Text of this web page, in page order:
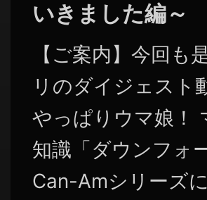
いきました編～
【ご案内】今回
リのダイジェスト
やっぱりウマ娘！
知識「ダウンフォ
Can-Amシリーズ